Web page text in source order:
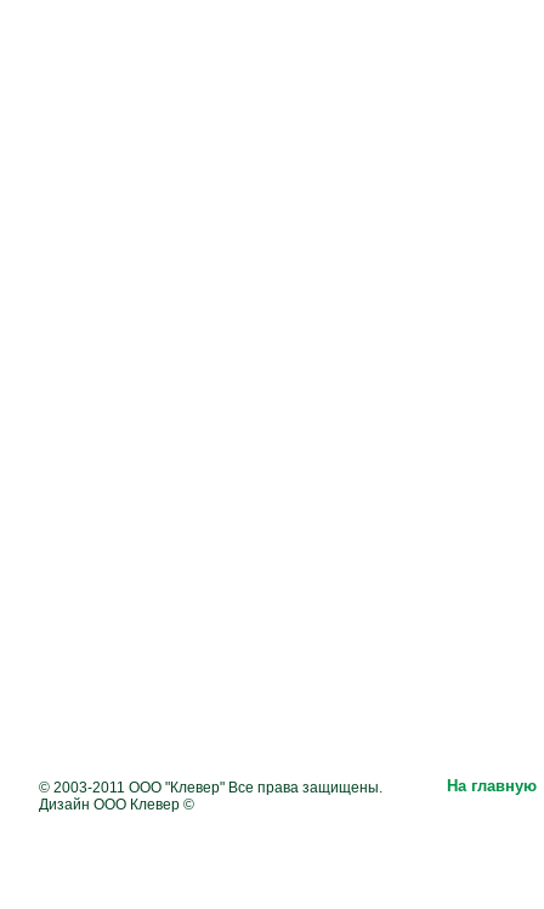
© 2003-2011 ООО "Клевер" Все права защищены.
Дизайн ООО Клевер ©
На главную